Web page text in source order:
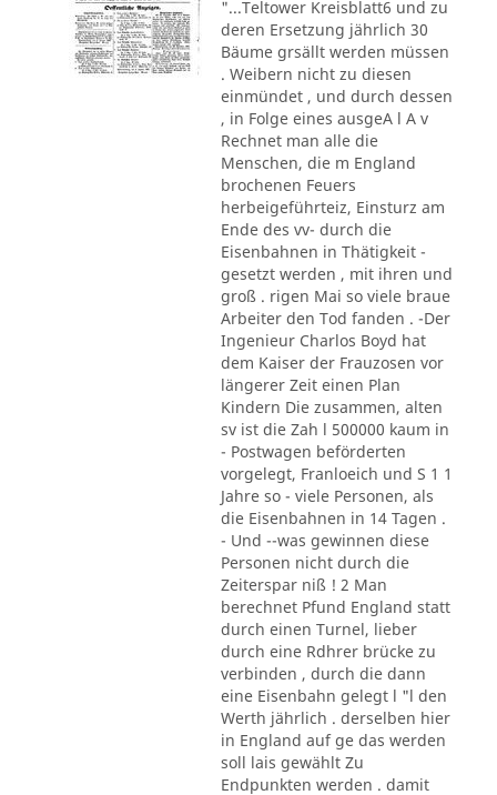
"...Teltower Kreisblatt6 und zu
deren Ersetzung jährlich 30
Bäume grsällt werden müssen
. Weibern nicht zu diesen
einmündet , und durch dessen
, in Folge eines ausgeA l A v
Rechnet man alle die
Menschen, die m England
brochenen Feuers
herbeigeführteiz, Einsturz am
Ende des vv- durch die
Eisenbahnen in Thätigkeit -
gesetzt werden , mit ihren und
groß . rigen Mai so viele braue
Arbeiter den Tod fanden . -Der
Ingenieur Charlos Boyd hat
dem Kaiser der Frauzosen vor
längerer Zeit einen Plan
Kindern Die zusammen, alten
sv ist die Zah l 500000 kaum in
- Postwagen beförderten
vorgelegt, Franloeich und S 1 1
Jahre so - viele Personen, als
die Eisenbahnen in 14 Tagen .
- Und --was gewinnen diese
Personen nicht durch die
Zeiterspar niß ! 2 Man
berechnet Pfund England statt
durch einen Turnel, lieber
durch eine Rdhrer brücke zu
verbinden , durch die dann
eine Eisenbahn gelegt l "l den
Werth jährlich . derselben hier
in England auf ge das werden
soll lais gewählt Zu
Endpunkten werden . damit